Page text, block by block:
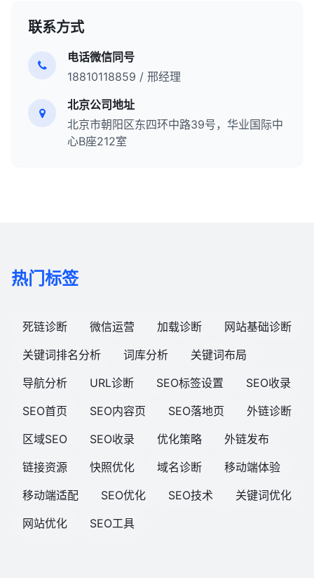
联系方式
电话微信同号
18810118859 / 邢经理
北京公司地址
北京市朝阳区东四环中路39号，华业国际中
心B座212室
热门标签
死链诊断 微信运营 加载诊断
网站基础诊断
关键词排名分析
词库分析
关键词布局
导航分析
URL诊断 SEO标签设置
SEO收录
SEO首页
SEO内容页 SEO落地页
外链诊断
区域SEO
SEO收录 优化策略
外链发布
链接资源
快照优化 域名诊断
移动端体验
移动端适配
SEO优化 SEO技术
关键词优化
网站优化
SEO工具